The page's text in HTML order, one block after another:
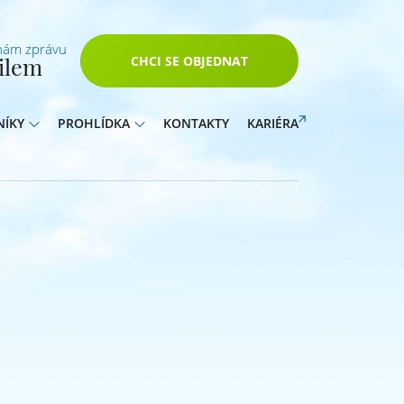
zprávu
CHCI SE OBJEDNAT
PROHLÍDKA KONTAKTY KARIÉRA